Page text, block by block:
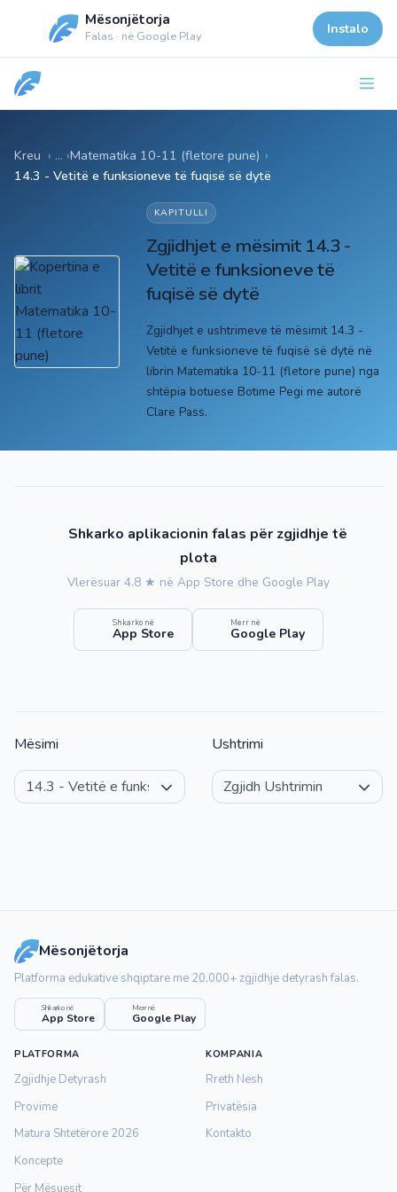
Mësonjëtorja
Falas · në Google Play Instalo
Kreu Matematika 10-11 (fletore pune) ›
14.3 - Vetitë e funksioneve të fuqisë së dytë
KAPITULLI
Zgjidhjet e mësimit 14.3 -
Vetitë e funksioneve të
fuqisë së dytë
Zgjidhjet e ushtrimeve të mësimit 14.3 -
Vetitë e funksioneve të fuqisë së dytë në
librin Matematika 10-11 (fletore pune) nga
shtëpia botuese Botime Pegi me autorë
Clare Pass.
Shkarko aplikacionin falas për zgjidhje të
plota
Vlerësuar 4.8 ★ në App Store dhe Google Play
Shkarko në
App Store
Merr në
Google Play
Mësimi Ushtrimi
Mësonjëtorja
Platforma edukative shqiptare me 20,000+ zgjidhje detyrash falas.
Shkarko në
App Store
Merr në
Google Play
PLATFORMA
Zgjidhje Detyrash
Provime
Matura Shtetërore 2026
Koncepte
Për Mësuesit
KOMPANIA
Rreth Nesh
Privatësia
Kontakto